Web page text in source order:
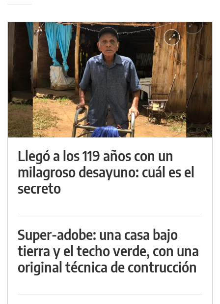
Llegó a los 119 años con un
milagroso desayuno: cuál es el
secreto
Super-adobe: una casa bajo
tierra y el techo verde, con una
original técnica de contrucción